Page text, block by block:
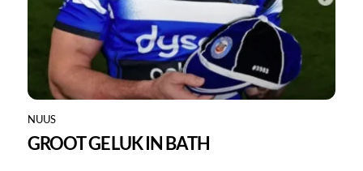
NUUS
GROOT GELUK IN BATH